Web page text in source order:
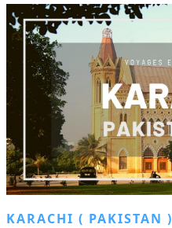
KARACHI ( PAKISTAN )